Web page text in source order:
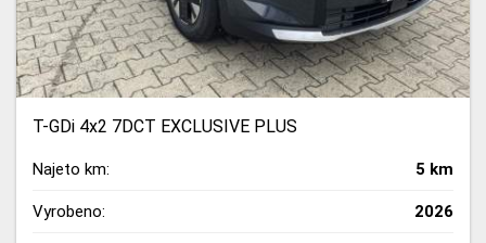
T-GDi 4x2 7DCT EXCLUSIVE PLUS
Najeto km: 5 km
Vyrobeno: 2026